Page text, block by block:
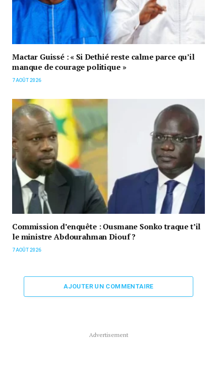
Mactar Guissé : « Si Dethié reste calme parce qu’il
manque de courage politique »
7 AOÛT 2026
Commission d’enquête : Ousmane Sonko traque t’il
le ministre Abdourahman Diouf ?
7 AOÛT 2026
AJOUTER UN COMMENTAIRE
Advertisement